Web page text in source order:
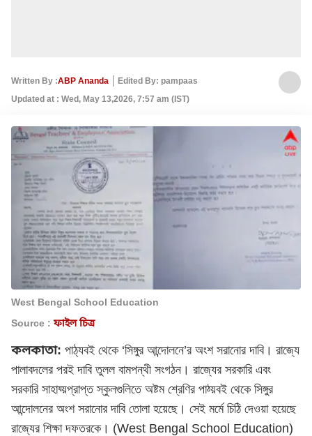
Written By :ABP Ananda
Edited By: pampaas
Updated at : Wed, May 13,2026, 7:57 am (IST)
West Bengal School Education
Source :ফাইল চিত্র
কলকাতা: পাঠ্যবই থেকে ‘সিঙ্গুর আন্দোলনে’র অংশ সরানোর দাবি। রাজ্যে
পালাবদলের পরই দাবি তুলল বামপন্থী সংগঠন। রাজ্যের সরকারি এবং
সরকারি সাহায্য়প্রাপ্ত স্কুলগুলিতে অষ্টম শ্রেণির পাঠ্য়বই থেকে সিঙ্গুর
আন্দোলনের অংশ সরানোর দাবি তোলা হয়েছে। সেই মর্মে চিঠি দেওয়া হয়েছে
রাজ্যের শিক্ষা দফতরকে। (West Bengal School Education)